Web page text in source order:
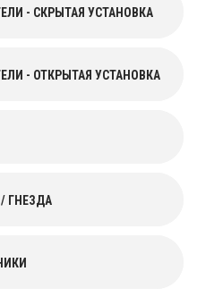
- СКРЫТАЯ УСТАНОВКА
- ОТКРЫТАЯ УСТАНОВКА
ГНЕЗДА